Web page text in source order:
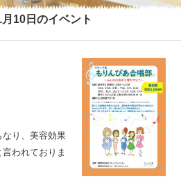
10日のイベント
り、美容効果
われておりま